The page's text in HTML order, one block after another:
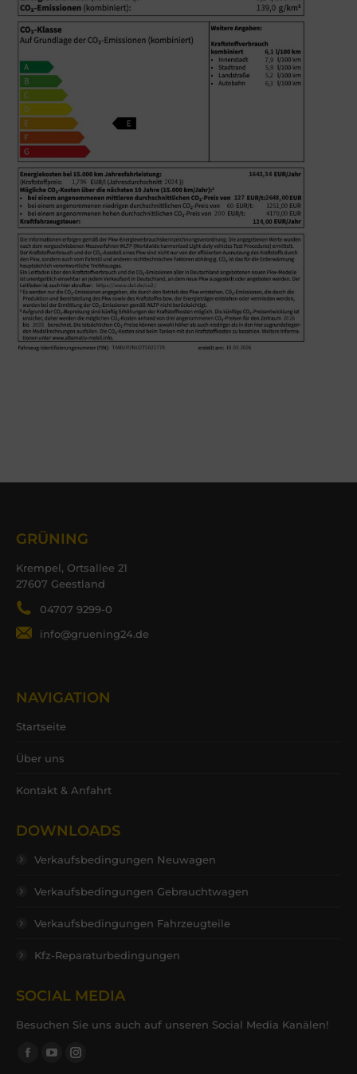
GRÜNING
Krempel, Ortsallee 21
27607 Geestland
04707 9299-0
info@gruening24.de
NAVIGATION
Startseite
Über uns
Kontakt & Anfahrt
DOWNLOADS
Verkaufsbedingungen Neuwagen
Verkaufsbedingungen Gebrauchtwagen
Verkaufsbedingungen Fahrzeugteile
Kfz-Reparaturbedingungen
SOCIAL MEDIA
Besuchen Sie uns auch auf unseren Social Media Kanälen!
Finden Sie uns auf:
Facebook
YouTubeInstagram